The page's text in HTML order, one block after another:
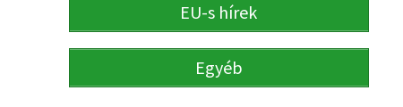
EU-s hírek
Egyéb